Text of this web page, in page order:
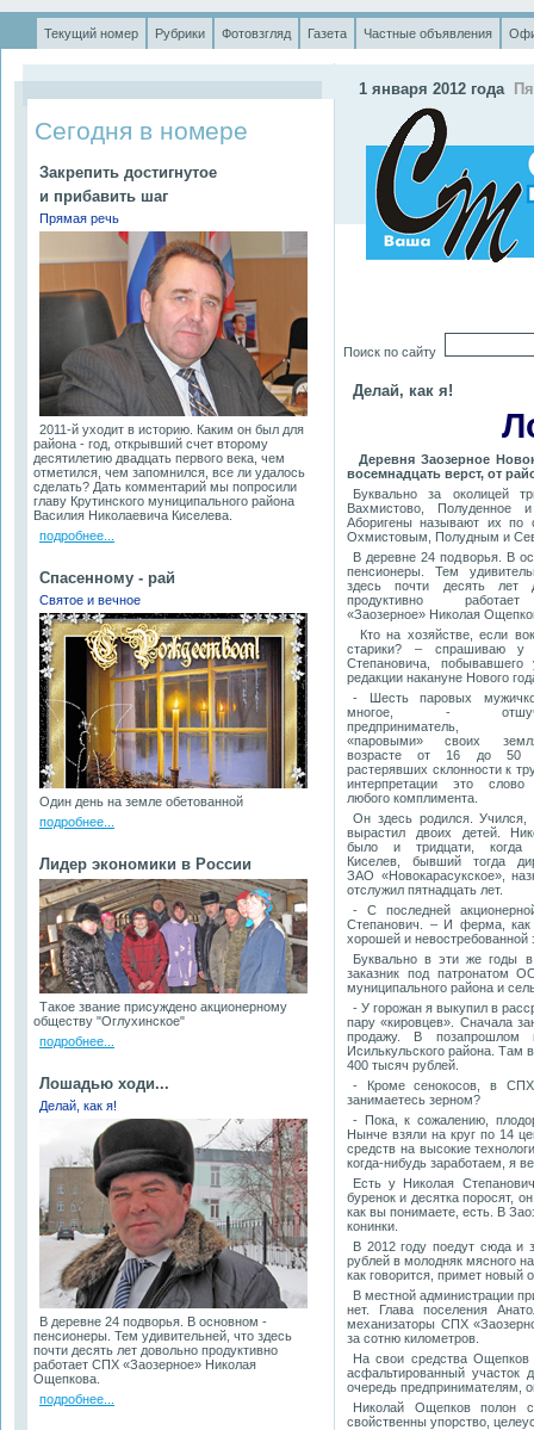
Текущий номер Рубрики Фотовзгляд Газета Частные объявления
Сегодня в номере
Закрепить достигнутое
и прибавить шаг
Прямая речь
2011-й уходит в историю. Каким он был для
района - год, открывший счет второму
десятилетию двадцать первого века, чем
отметился, чем запомнился, все ли удалось
сделать? Дать комментарий мы попросили
главу Крутинского муниципального района
Василия Николаевича Киселева.
подробнее...
Спасенному - рай
Святое и вечное
Один день на земле обетованной
подробнее...
Лидер экономики в России
Такое звание присуждено акционерному
обществу "Оглухинское"
подробнее...
Лошадью ходи...
Делай, как я!
В деревне 24 подворья. В основном -
пенсионеры. Тем удивительней, что здесь
почти десять лет довольно продуктивно
работает СПХ «Заозерное» Николая
Ощепкова.
подробнее...
1 января 2012 года
Поиск по сайту
Делай, как я!
Деревня Заозерное
восемнадцать верст, от
Буквально за околицей
Вахмистово, Полуденное
Аборигены называют их по
Охмистовым, Полудным и
В деревне 24 подворья. В
пенсионеры. Тем
здесь почти десять лет
продуктивно
«Заозерное» Николая
Кто на хозяйстве, если
старики? – спрашиваю у
Степановича,
редакции накануне Нового
- Шесть паровых
многое, -
предприниматель,
«паровыми» своих
возрасте от 16 до 50
растерявших склонности к
интерпретации это слово
любого комплимента.
Он здесь родился. Учился,
вырастил двоих детей.
было и тридцати, когда
Киселев, бывший тогда
ЗАО «Новокарасукское»,
отслужил пятнадцать лет.
- С последней
Степанович. – И ферма, как
хорошей и невостребованной
Буквально в эти же годы в
заказник под патронатом
муниципального района и
- У горожан я выкупил в
пару «кировцев». Сначала
продажу. В позапрошлом
Исилькульского района. Там
400 тысяч рублей.
- Кроме сенокосов, в СПХ
занимаетесь зерном?
- Пока, к сожалению,
Нынче взяли на круг по 14
средств на высокие
когда-нибудь заработаем, я
Есть у Николая
буренок и десятка поросят,
как вы понимаете, есть. В
конинки.
В 2012 году поедут сюда и
рублей в молодняк мясного
как говорится, примет новый
В местной администрации
нет. Глава поселения
механизаторы СПХ
за сотню километров.
На свои средства Ощепков
асфальтированный участок
очередь предпринимателям,
Николай Ощепков полон
свойственны упорство,